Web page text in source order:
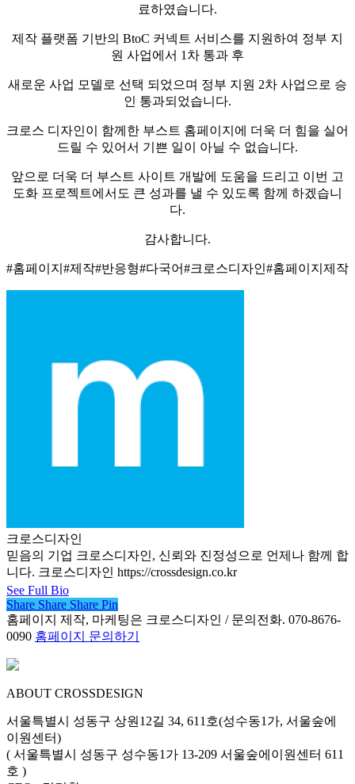
료하였습니다.
제작 플랫폼 기반의 BtoC 커넥트 서비스를 지원하여 정부 지
원 사업에서 1차 통과 후
새로운 사업 모델로 선택 되었으며 정부 지원 2차 사업으로 승
인 통과되었습니다.
크로스 디자인이 함께한 부스트 홈페이지에 더욱 더 힘을 실어
드릴 수 있어서 기쁜 일이 아닐 수 없습니다.
앞으로 더욱 더 부스트 사이트 개발에 도움을 드리고 이번 고
도화 프로젝트에서도 큰 성과를 낼 수 있도록 함께 하겠습니
다.
감사합니다.
#홈페이지#제작#반응형#다국어#크로스디자인#홈페이지제작
크로스디자인
믿음의 기업 크로스디자인, 신뢰와 진정성으로 언제나 함께 합
니다. 크로스디자인 https://crossdesign.co.kr
See Full Bio
Share
Share Share Share Pin
홈페이지 제작, 마케팅은 크로스디자인 / 문의전화. 070-8676-
0090 홈페이지 문의하기
ABOUT CROSSDESIGN
서울특별시 성동구 상원12길 34, 611호(성수동1가, 서울숲에
이원센터)
( 서울특별시 성동구 성수동1가 13-209 서울숲에이원센터 611
호 )